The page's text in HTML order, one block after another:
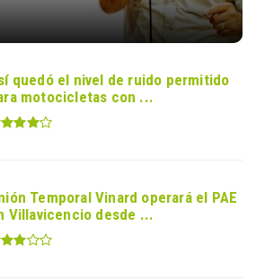
quedó el nivel de ruido permitido
motocicletas con ...
Temporal Vinard operará el PAE
Villavicencio desde ...